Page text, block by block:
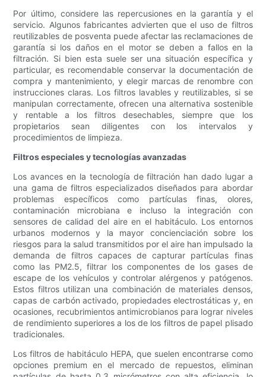
Por último, considere las repercusiones en la garantía y el
servicio. Algunos fabricantes advierten que el uso de filtros
reutilizables de posventa puede afectar las reclamaciones de
garantía si los daños en el motor se deben a fallos en la
filtración. Si bien esta suele ser una situación específica y
particular, es recomendable conservar la documentación de
compra y mantenimiento, y elegir marcas de renombre con
instrucciones claras. Los filtros lavables y reutilizables, si se
manipulan correctamente, ofrecen una alternativa sostenible
y rentable a los filtros desechables, siempre que los
propietarios sean diligentes con los intervalos y
procedimientos de limpieza.
Filtros especiales y tecnologías avanzadas
Los avances en la tecnología de filtración han dado lugar a
una gama de filtros especializados diseñados para abordar
problemas específicos como partículas finas, olores,
contaminación microbiana e incluso la integración con
sensores de calidad del aire en el habitáculo. Los entornos
urbanos modernos y la mayor concienciación sobre los
riesgos para la salud transmitidos por el aire han impulsado la
demanda de filtros capaces de capturar partículas finas
como las PM2.5, filtrar los componentes de los gases de
escape de los vehículos y controlar alérgenos y patógenos.
Estos filtros utilizan una combinación de materiales densos,
capas de carbón activado, propiedades electrostáticas y, en
ocasiones, recubrimientos antimicrobianos para lograr niveles
de rendimiento superiores a los de los filtros de papel plisado
tradicionales.
Los filtros de habitáculo HEPA, que suelen encontrarse como
opciones premium en el mercado de repuestos, eliminan